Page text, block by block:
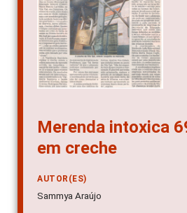
Merenda intoxica
em creche
AUTOR(ES)
Sammya Araújo